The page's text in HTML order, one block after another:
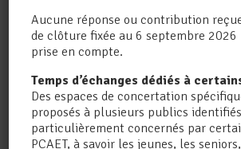
Général,Sécurité,Travaux,
La campagne annuelle de
bords de routes et chemins
travaux visent à garantir la
usagers, assurer la visibilité et
des voiries et préserver un cadre
agréable, tout en...
Aucune réponse ou contribution
de clôture fixée au 6 septembre
prise en compte.
Temps d’échanges dédiés à
Des espaces de concertation
proposés à plusieurs publics
particulièrement concernés par
PCAET, à savoir les jeunes, les